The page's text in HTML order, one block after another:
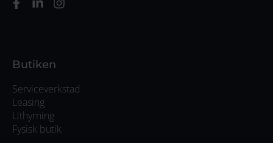
Butiken
Serviceverkstad
Leasing
Uthyrning
Fysisk butik